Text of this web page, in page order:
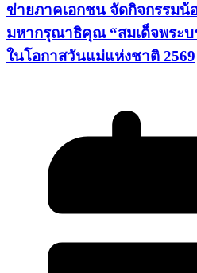
ข่ายภาคเอกชน จัดกิจกรรมน้
มหากรุณาธิคุณ “สมเด็จพระ
ในโอกาสวันแม่แห่งชาติ 2569